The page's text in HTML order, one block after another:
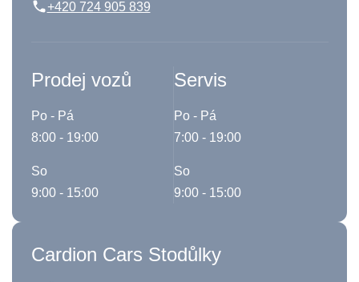
+420 724 905 839
Prodej vozů
Po - Pá
8:00 - 19:00
So
9:00 - 15:00
Servis
Po - Pá
7:00 - 19:00
So
9:00 - 15:00
Cardion Cars Stodůlky